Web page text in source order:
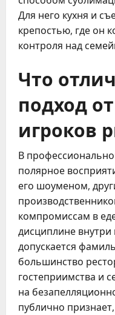
Для него кухня и
крепостью, где он
контроля над
Что
подход
игроков
В
полярное
его шоуменом,
компромиссам в
дисциплине
допускается
большинство
гостеприимства и
на
публично